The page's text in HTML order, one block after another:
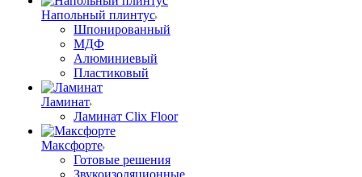
Напольный плинтус
Шпонированный
МДФ
Алюминиевый
Пластиковый
Ламинат
Ламинат Clix Floor
Максфорте
Готовые решения
Звукоизоляционные